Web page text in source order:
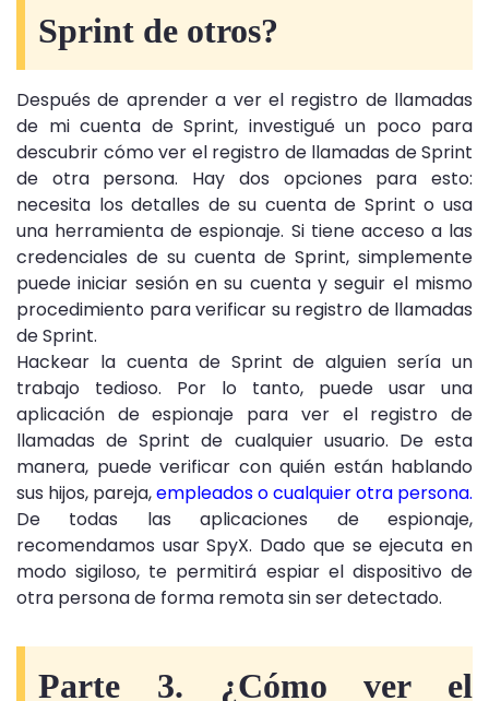
Sprint de otros?
Después de aprender a ver el registro de llamadas
de mi cuenta de Sprint, investigué un poco para
descubrir cómo ver el registro de llamadas de Sprint
de otra persona. Hay dos opciones para esto:
necesita los detalles de su cuenta de Sprint o usa
una herramienta de espionaje. Si tiene acceso a las
credenciales de su cuenta de Sprint, simplemente
puede iniciar sesión en su cuenta y seguir el mismo
procedimiento para verificar su registro de llamadas
de Sprint.
Hackear la cuenta de Sprint de alguien sería un
trabajo tedioso. Por lo tanto, puede usar una
aplicación de espionaje para ver el registro de
llamadas de Sprint de cualquier usuario. De esta
manera, puede verificar con quién están hablando
sus hijos, pareja,empleados o cualquier otra persona.
De todas las aplicaciones de espionaje,
recomendamos usar SpyX. Dado que se ejecuta en
modo sigiloso, te permitirá espiar el dispositivo de
otra persona de forma remota sin ser detectado.
Parte 3. ¿Cómo ver el